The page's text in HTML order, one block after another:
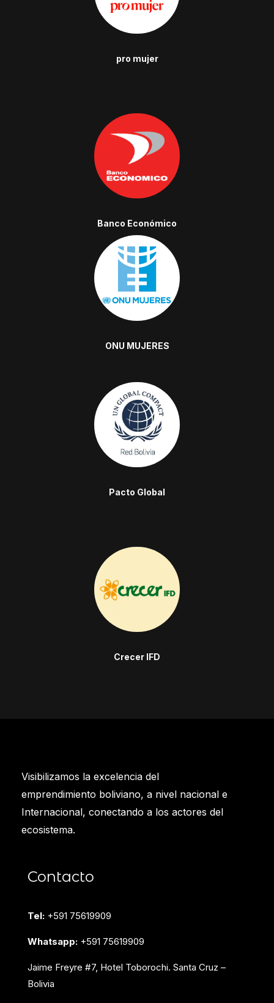
pro mujer
Banco Económico
ONU MUJERES
Pacto Global
Crecer IFD
Visibilizamos la excelencia del
emprendimiento boliviano, a nivel nacional e
Internacional, conectando a los actores del
ecosistema.
Contacto
Tel: +591 75619909
Whatsapp: +591 75619909
Jaime Freyre #7, Hotel Toborochi. Santa Cruz –
Bolivia